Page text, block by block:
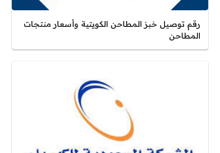
رقم توصيل خبز المطاحن الكويتية وأسعار منتجات
المطاحن